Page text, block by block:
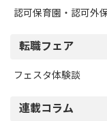
認可保育園・認可外
転職フェア
フェスタ体験談
連載コラム